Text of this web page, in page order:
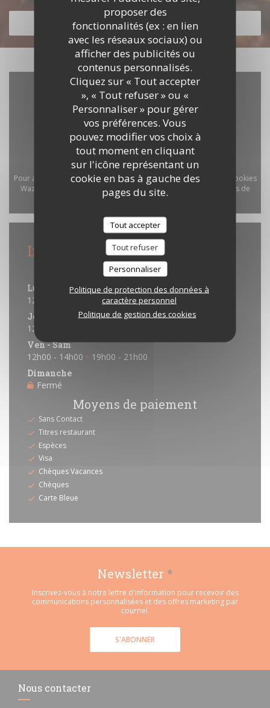
proposer des
fonctionnalités (ex : en lien
avec les réseaux sociaux) ou
afficher des publicités ou
contenus personnalisés.
Cliquez sur « Tout accepter
», « Tout refuser » ou «
Personnaliser » pour gérer
vos préférences. Vous
pouvez modifier vos choix à
tout moment en cliquant
sur l'icône représentant un
cookie en bas à gauche des
pages du site.
Tout accepter
Tout refuser
Personnaliser
Politique de protection des données à
caractère personnel
Politique de gestion des cookies
DÉCOUVRIR NOTRE CARTE
Pour afficher la carte interactive Waze, vous devez accepter les cookies
Waze Map (Google). Ces cookies peuvent collecter des données de
Infos pratiques
Horaires
Lun
12h00 - 14h00
19h00 - 20h30
Jeudi
12h00 - 14h00
Ven-Sam
12h00 - 14h00 • 19h00 - 21h00
Dimanche
Fermé
Moyens de paiement
Sans Contact
Titres restaurant
Espèces
Visa
Chèques Vacances
Chèques
Carte Bleue
Newsletter *
Inscrivez-vous à notre lettre d'information pour recevoir des
communications personnalisées et des offres marketing par
courriel.
S'ABONNER
Nous contacter